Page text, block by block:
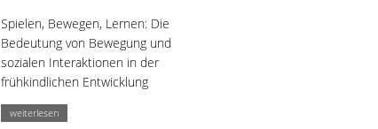
Spielen, Bewegen, Lernen: Die
Bedeutung von Bewegung und
sozialen Interaktionen in der
frühkindlichen Entwicklung
weiterlesen